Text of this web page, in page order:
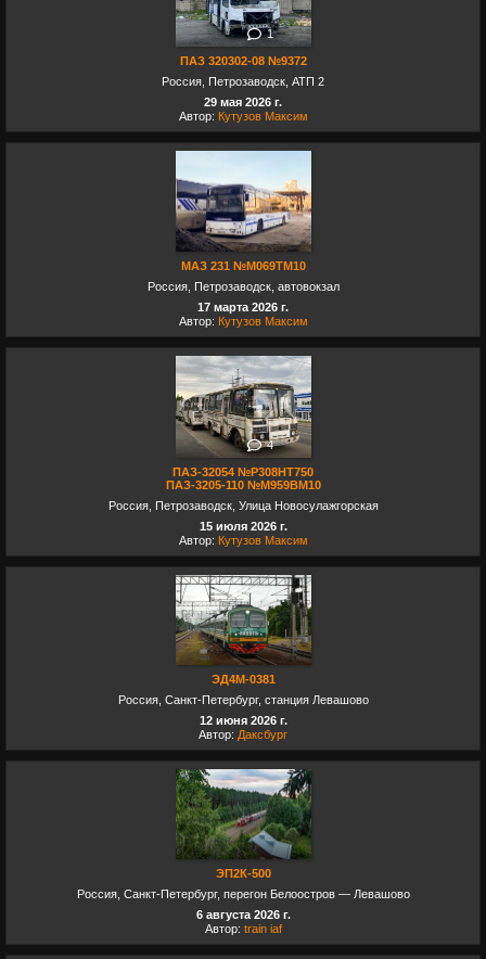
1
ПАЗ 320302-08 №9372
Россия, Петрозаводск, АТП 2
29 мая 2026 г.
Автор: Кутузов Максим
МАЗ 231 №М069ТМ10
Россия, Петрозаводск, автовокзал
17 марта 2026 г.
Автор: Кутузов Максим
4
ПАЗ-32054 №Р308НТ750
ПАЗ-3205-110 №М959ВМ10
Россия, Петрозаводск, Улица Новосулажгорская
15 июля 2026 г.
Автор: Кутузов Максим
ЭД4М-0381
Россия, Санкт-Петербург, станция Левашово
12 июня 2026 г.
Автор: Даксбург
ЭП2К-500
Россия, Санкт-Петербург, перегон Белоостров — Левашово
6 августа 2026 г.
Автор: train iaf